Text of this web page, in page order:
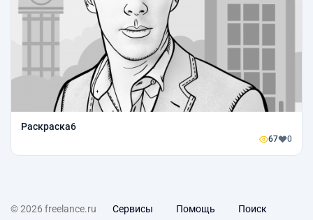
Раскраска6
67 0
© 2026 freelance.ru Сервисы Помощь Поиск